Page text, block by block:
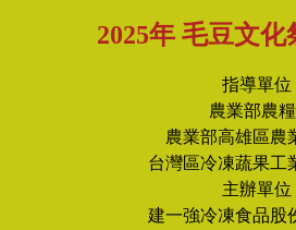
2025年 毛豆文
指導單位
農業部農
農業部高雄區農
台灣區冷凍蔬果工
主辦單位
建一強冷凍食品股